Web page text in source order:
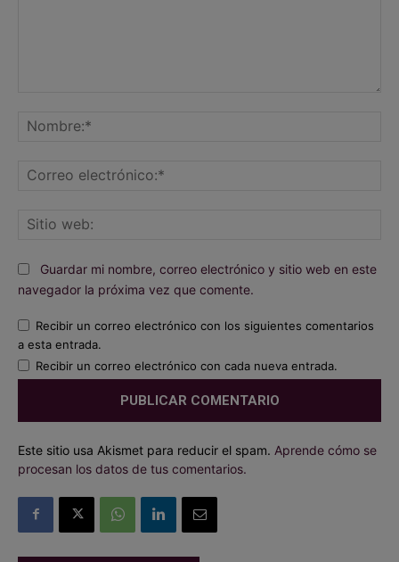
Guardar mi nombre, correo electrónico y sitio web en este
navegador la próxima vez que comente.
Recibir un correo electrónico con los siguientes comentarios
a esta entrada.
Recibir un correo electrónico con cada nueva entrada.
Este sitio usa Akismet para reducir el spam. Aprende cómo se
procesan los datos de tus comentarios.